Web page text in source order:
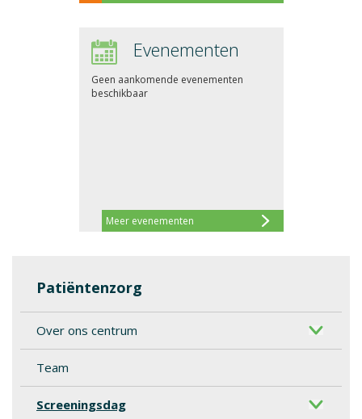
Patiëntenzorg
Over ons centrum
Team
Screeningsdag
Evenementen
Meer evenementen
Geen aankomende evenementen
beschikbaar